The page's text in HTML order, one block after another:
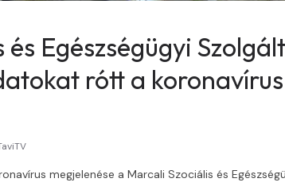
és Egészségügyi
rótt a
megjelenése a Marcali Szociális és